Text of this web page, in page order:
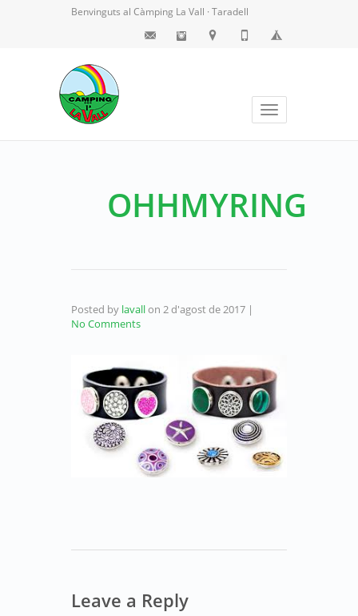
Benvinguts al Càmping La Vall · Taradell
Toggle
navigation
OHHMYRING
Posted by lavallon 2 d'agost de 2017 |
No Comments
Leave a Reply